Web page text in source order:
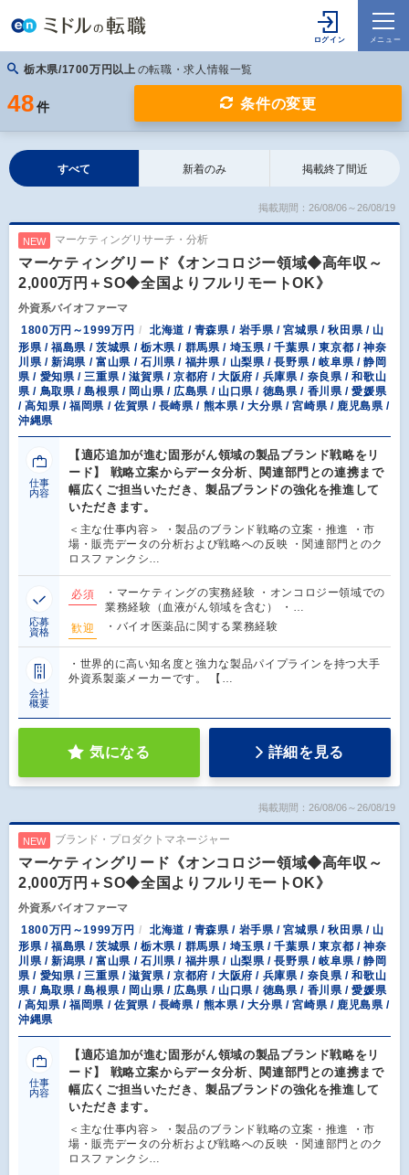
栃木県/1700万円以上 の転職・求人情報一覧
48 件 条件の変更
すべて 新着のみ 掲載終了間近
掲載期間：26/08/06～26/08/19
NEW マーケティングリサーチ・分析
マーケティングリード《オンコロジー領域◆高年収～
2,000万円＋SO◆全国よりフルリモートOK》
外資系バイオファーマ
1800万円～1999万円
北海道 / 青森県 / 岩手県 / 宮城県 / 秋田県 / 山
形県 / 福島県 / 茨城県 / 栃木県 / 群馬県 / 埼玉県 / 千葉県 / 東京都 / 神奈
川県 / 新潟県 / 富山県 / 石川県 / 福井県 / 山梨県 / 長野県 / 岐阜県 / 静岡
県 / 愛知県 / 三重県 / 滋賀県 / 京都府 / 大阪府 / 兵庫県 / 奈良県 / 和歌山
県 / 鳥取県 / 島根県 / 岡山県 / 広島県 / 山口県 / 徳島県 / 香川県 / 愛媛県
/ 高知県 / 福岡県 / 佐賀県 / 長崎県 / 熊本県 / 大分県 / 宮崎県 / 鹿児島県 /
沖縄県
仕事
内容
【適応追加が進む固形がん領域の製品ブランド戦略をリ
ード】 戦略立案からデータ分析、関連部門との連携まで
幅広くご担当いただき、製品ブランドの強化を推進して
いただきます。
＜主な仕事内容＞ ・製品のブランド戦略の立案・推進 ・市
場・販売データの分析および戦略への反映 ・関連部門とのク
ロスファンクシ…
応募
資格
必須
・マーケティングの実務経験 ・オンコロジー領域での
業務経験（血液がん領域を含む） ・…
歓迎
・バイオ医薬品に関する業務経験
会社
概要
・世界的に高い知名度と強力な製品パイプラインを持つ大手
外資系製薬メーカーです。 【…
気になる 詳細を見る
掲載期間：26/08/06～26/08/19
NEW ブランド・プロダクトマネージャー
マーケティングリード《オンコロジー領域◆高年収～
2,000万円＋SO◆全国よりフルリモートOK》
外資系バイオファーマ
1800万円～1999万円
北海道 / 青森県 / 岩手県 / 宮城県 / 秋田県 / 山
形県 / 福島県 / 茨城県 / 栃木県 / 群馬県 / 埼玉県 / 千葉県 / 東京都 / 神奈
川県 / 新潟県 / 富山県 / 石川県 / 福井県 / 山梨県 / 長野県 / 岐阜県 / 静岡
県 / 愛知県 / 三重県 / 滋賀県 / 京都府 / 大阪府 / 兵庫県 / 奈良県 / 和歌山
県 / 鳥取県 / 島根県 / 岡山県 / 広島県 / 山口県 / 徳島県 / 香川県 / 愛媛県
/ 高知県 / 福岡県 / 佐賀県 / 長崎県 / 熊本県 / 大分県 / 宮崎県 / 鹿児島県 /
沖縄県
仕事
内容
【適応追加が進む固形がん領域の製品ブランド戦略をリ
ード】 戦略立案からデータ分析、関連部門との連携まで
幅広くご担当いただき、製品ブランドの強化を推進して
いただきます。
＜主な仕事内容＞ ・製品のブランド戦略の立案・推進 ・市
場・販売データの分析および戦略への反映 ・関連部門とのク
ロスファンクシ…